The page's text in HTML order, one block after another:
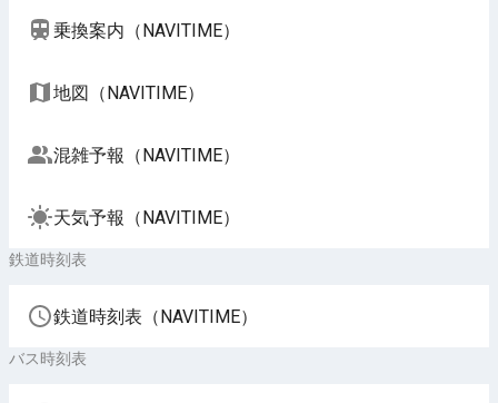
乗換案内（NAVITIME）
地図（NAVITIME）
混雑予報（NAVITIME）
天気予報（NAVITIME）
鉄道時刻表
鉄道時刻表（NAVITIME）
バス時刻表